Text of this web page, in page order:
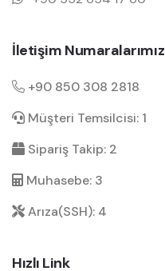
İletişim Numaralarımız
+90 850 308 2818
Müşteri Temsilcisi: 1
Sipariş Takip: 2
Muhasebe: 3
Arıza(SSH): 4
Hızlı Link